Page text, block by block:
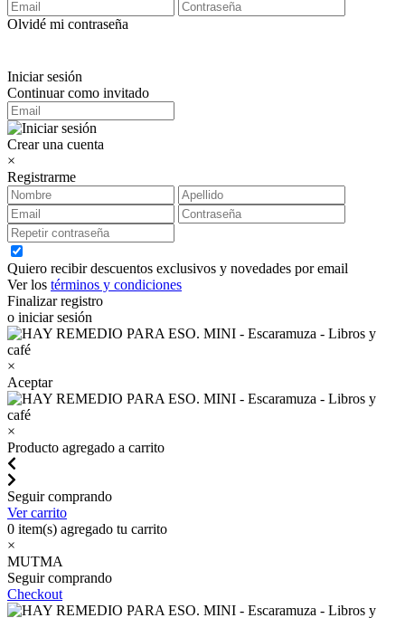
Olvidé mi contraseña
Iniciar sesión
Continuar como invitado
Crear una cuenta
×
Registrarme
Quiero recibir descuentos exclusivos y novedades por email
Ver los términos y condiciones
Finalizar registro
o iniciar sesión
×
Aceptar
×
Producto agregado a carrito
Seguir comprando
Ver carrito
0 item(s) agregado tu carrito
×
MUTMA
Seguir comprando
Checkout